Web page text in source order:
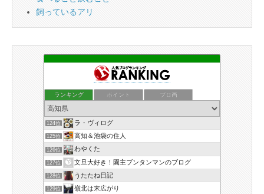
飼っているアリ
ランキング ポイント ブロ画
124位 ラ・ヴィログ
125位 高知＆池袋の住人
126位 わやくた
127位 文旦大好き！園主ブンタンマンのブログ
128位 うたたね日記
129位 嶺北は末広がり